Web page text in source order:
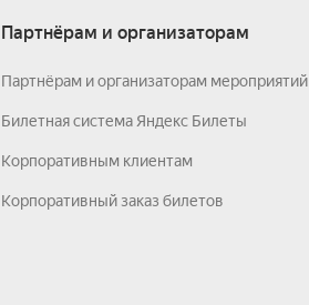
Партнёрам и организаторам
Партнёрам и организаторам мероприятий
Билетная система Яндекс Билеты
Корпоративным клиентам
Корпоративный заказ билетов